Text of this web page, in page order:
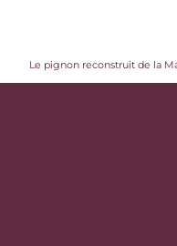
Le pignon reconstruit de la